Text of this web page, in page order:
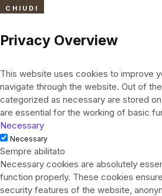
CHIUDI
Privacy Overview
This website uses cookies to improve
navigate through the website. Out of
categorized as necessary are stored
are essential for the working of basic
Necessary
Necessary
Sempre abilitato
Necessary cookies are absolutely
function properly. These cookies
security features of the website,